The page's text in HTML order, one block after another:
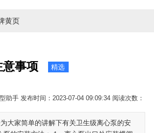
黄页
事项 精选
手 发布时间：2023-07-04 09:09:34 阅读次数：
大家简单的讲解下有关卫生级离心泵的安